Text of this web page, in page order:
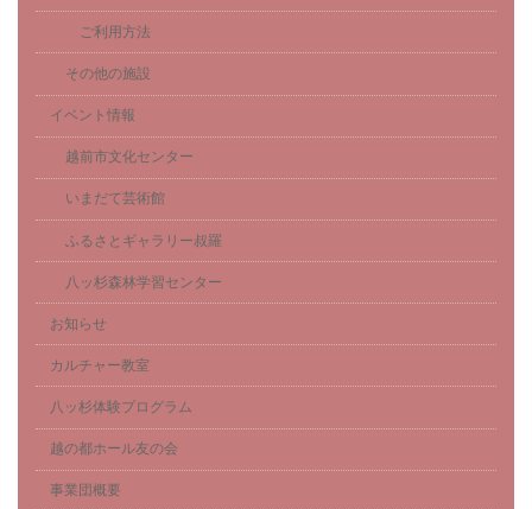
ご利用方法
その他の施設
イベント情報
越前市文化センター
いまだて芸術館
ふるさとギャラリー叔羅
八ッ杉森林学習センター
お知らせ
カルチャー教室
八ッ杉体験プログラム
越の都ホール友の会
事業団概要